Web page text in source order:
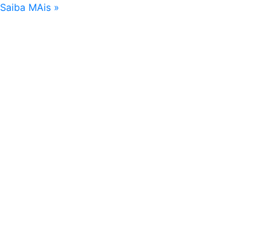
Saiba MAis »